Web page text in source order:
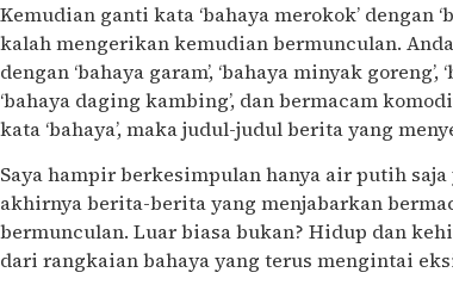
Kemudian ganti kata ‘bahaya merokok’ dengan
kalah mengerikan kemudian bermunculan.
dengan ‘bahaya garam’, ‘bahaya minyak goreng’,
‘bahaya daging kambing’, dan bermacam
kata ‘bahaya’, maka judul-judul berita yang
Saya hampir berkesimpulan hanya air putih
akhirnya berita-berita yang menjabarkan
bermunculan. Luar biasa bukan? Hidup dan
dari rangkaian bahaya yang terus mengintai